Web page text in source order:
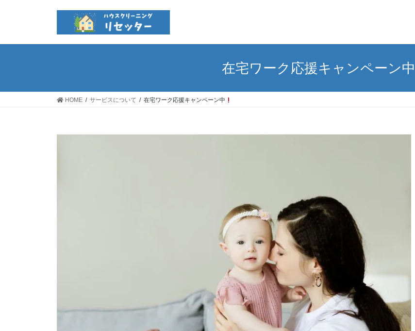
在宅ワーク応援キャンペーン中
HOME サービスについて 在宅ワーク応援キャンペーン中